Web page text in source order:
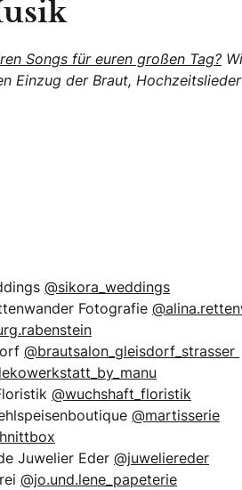
Songs für euren großen Tag?
Einzug der Braut,
@sikora_weddings
Fotografie
@brautsalon_gleisdorf_strasser
@wuchshaft_floristik
@martisserie
Juwelier Eder @juweliereder
@jo.und.lene_papeterie